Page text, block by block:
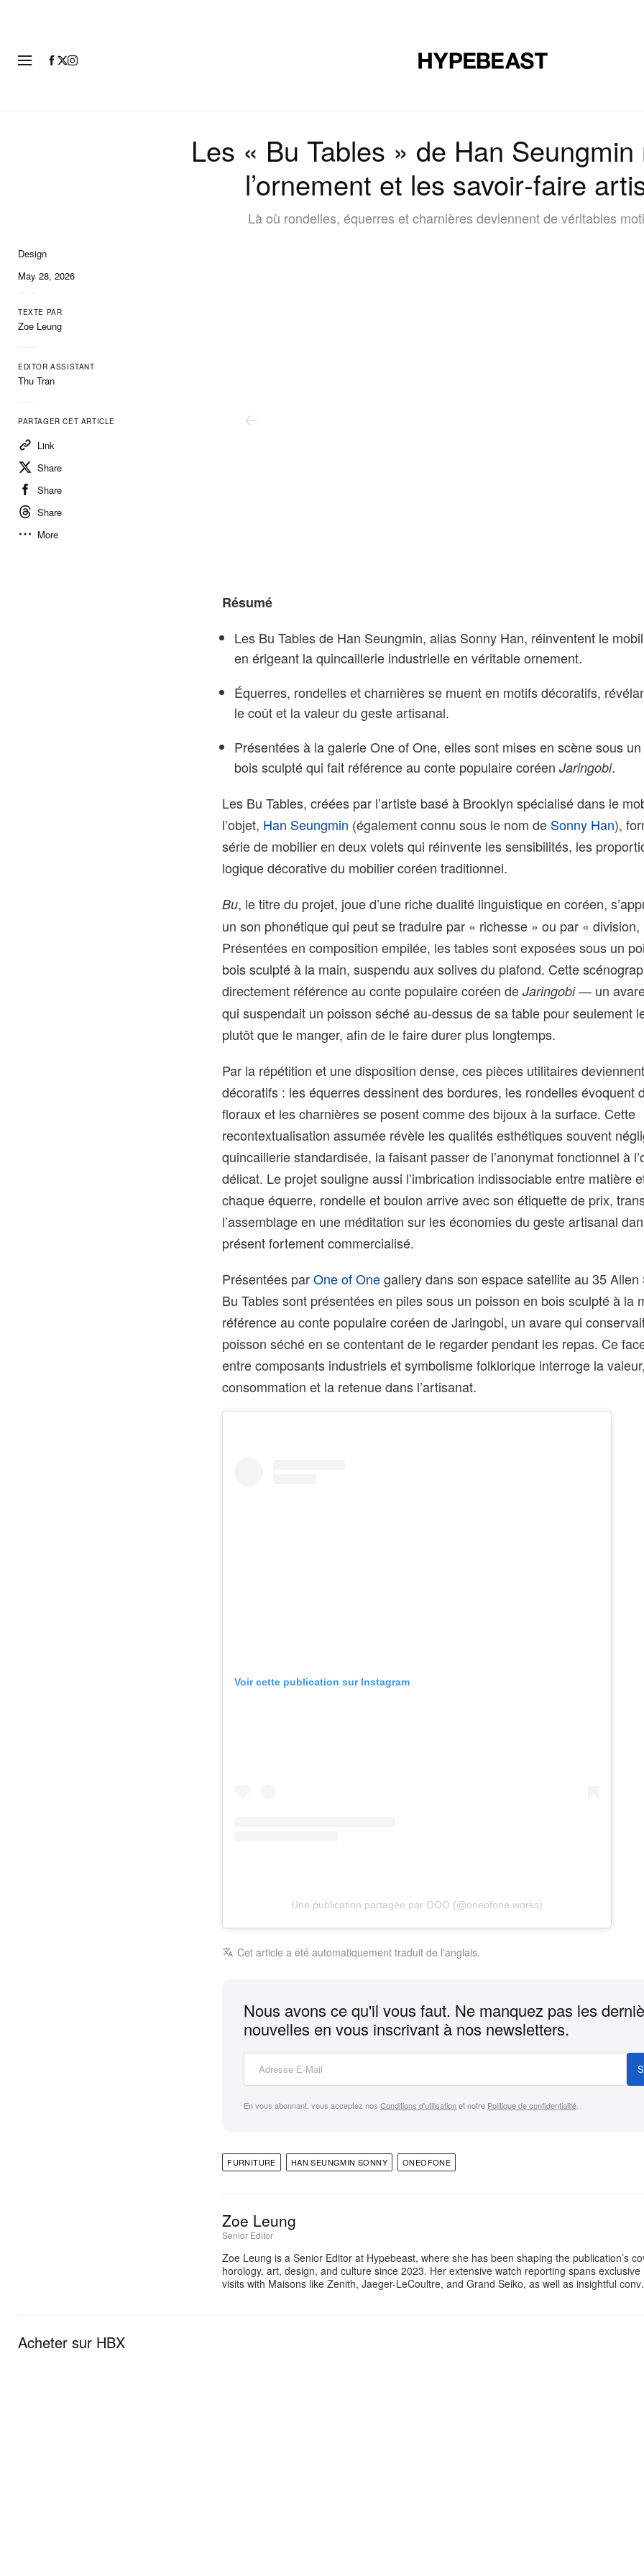
Les « Bu Tables » de Han
l’ornement et les savoir‑faire
Là où rondelles, équerres et charnières deviennent de véritables
Design
May 28, 2026
TEXTE PAR
Zoe Leung
EDITOR ASSISTANT
Thu Tran
PARTAGER CET ARTICLE
Link
Share
Share
Share
More
Résumé
Les Bu Tables de Han Seungmin, alias Sonny Han, réinventent le
en érigeant la quincaillerie industrielle en véritable ornement.
Équerres, rondelles et charnières se muent en motifs décoratifs,
le coût et la valeur du geste artisanal.
Présentées à la galerie One of One, elles sont mises en scène sous
bois sculpté qui fait référence au conte populaire coréenJaringobi.
Les Bu Tables, créées par l’artiste basé à Brooklyn spécialisé dans le
l’objet, Han Seungmin (également connu sous le nom de Sonny Han),
série de mobilier en deux volets qui réinvente les sensibilités, les
logique décorative du mobilier coréen traditionnel.
Bu, le titre du projet, joue d’une riche dualité linguistique en coréen,
un son phonétique qui peut se traduire par « richesse » ou par «
Présentées en composition empilée, les tables sont exposées sous un
bois sculpté à la main, suspendu aux solives du plafond. Cette
directement référence au conte populaire coréen deJaringobi— un
qui suspendait un poisson séché au‑dessus de sa table pour seulement
plutôt que le manger, afin de le faire durer plus longtemps.
Par la répétition et une disposition dense, ces pièces utilitaires
décoratifs : les équerres dessinent des bordures, les rondelles évoquent
floraux et les charnières se posent comme des bijoux à la surface. Cette
recontextualisation assumée révèle les qualités esthétiques souvent
quincaillerie standardisée, la faisant passer de l’anonymat fonctionnel à
délicat. Le projet souligne aussi l’imbrication indissociable entre matière
chaque équerre, rondelle et boulon arrive avec son étiquette de prix,
l’assemblage en une méditation sur les économies du geste artisanal
présent fortement commercialisé.
Présentées parOne of Onegallery dans son espace satellite au 35 Allen
Bu Tables sont présentées en piles sous un poisson en bois sculpté à la
référence au conte populaire coréen de Jaringobi, un avare qui
poisson séché en se contentant de le regarder pendant les repas. Ce
entre composants industriels et symbolisme folklorique interroge la
consommation et la retenue dans l’artisanat.
Voir cette publication sur Instagram
Une publication partagée par OOO (@oneofone.works)
Cet article a été automatiquement traduit de l'anglais.
Nous avons ce qu'il vous faut. Ne manquez pas les
nouvelles en vous inscrivant à nos newsletters.
En vous abonnant, vous acceptez nosConditions d'utilisationet notre Politique de confidentialité
FURNITURE HAN SEUNGMIN SONNY ONEOFONE
Zoe Leung
Senior Editor
Zoe Leung is a Senior Editor at Hypebeast, where she has been shaping the publication’s
horology, art, design, and culture since 2023. Her extensive watch reporting spans
visits with Maisons like Zenith, Jaeger-LeCoultre, and Grand Seiko, as well as insightful
Acheter sur HBX